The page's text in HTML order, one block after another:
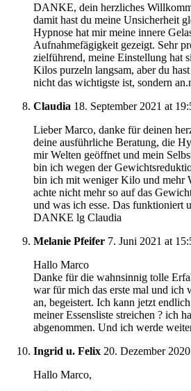
DANKE, dein herzliches
damit hast du meine Unsicherheit
Hypnose hat mir meine innere
Aufnahmefägigkeit gezeigt. Sehr
zielführend, meine Einstellung hat
Kilos purzeln langsam, aber du
nicht das wichtigste ist, sondern
Claudia 18. September 2021 at
Lieber Marco, danke für deinen
deine ausführliche Beratung, die
mir Welten geöffnet und mein
bin ich wegen der
bin ich mit weniger Kilo und mehr
achte nicht mehr so auf das
und was ich esse. Das funktioniert
DANKE lg Claudia
Melanie Pfeifer 7. Juni 2021 at
Hallo Marco
Danke für die wahnsinnig tolle
war für mich das erste mal und ich
an, begeistert. Ich kann jetzt
meiner Essensliste streichen ? ich
abgenommen. Und ich werde
Ingrid u. Felix 20. Dezember
Hallo Marco,